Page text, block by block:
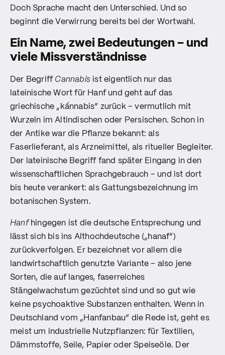
Doch Sprache macht den Unterschied. Und so
beginnt die Verwirrung bereits bei der Wortwahl.
Ein Name, zwei Bedeutungen – und
viele Missverständnisse
Der Begriff Cannabis ist eigentlich nur das
lateinische Wort für Hanf und geht auf das
griechische „kánnabis“ zurück – vermutlich mit
Wurzeln im Altindischen oder Persischen. Schon in
der Antike war die Pflanze bekannt: als
Faserlieferant, als Arzneimittel, als ritueller Begleiter.
Der lateinische Begriff fand später Eingang in den
wissenschaftlichen Sprachgebrauch – und ist dort
bis heute verankert: als Gattungsbezeichnung im
botanischen System.
Hanfhingegen ist die deutsche Entsprechung und
lässt sich bis ins Althochdeutsche („hanaf“)
zurückverfolgen. Er bezeichnet vor allem die
landwirtschaftlich genutzte Variante – also jene
Sorten, die auf langes, faserreiches
Stängelwachstum gezüchtet sind und so gut wie
keine psychoaktive Substanzen enthalten. Wenn in
Deutschland vom „Hanfanbau“ die Rede ist, geht es
meist um industrielle Nutzpflanzen: für Textilien,
Dämmstoffe, Seile, Papier oder Speiseöle. Der